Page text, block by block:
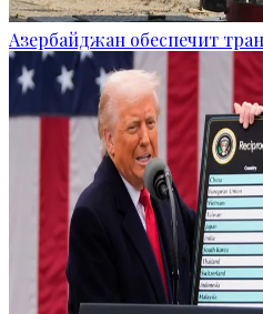
Азербайджан обеспечит